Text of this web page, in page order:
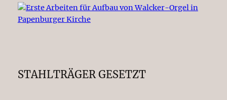
STAHLTRÄGER GESETZT